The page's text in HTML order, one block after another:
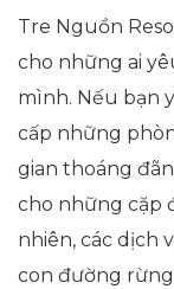
Tre Nguồn
cho những ai
mình. Nếu bạn
cấp những
gian thoáng
cho những cặp
nhiên, các dịch
con đường